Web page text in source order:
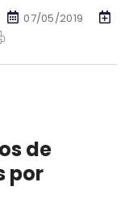
07/05/2019
de
por